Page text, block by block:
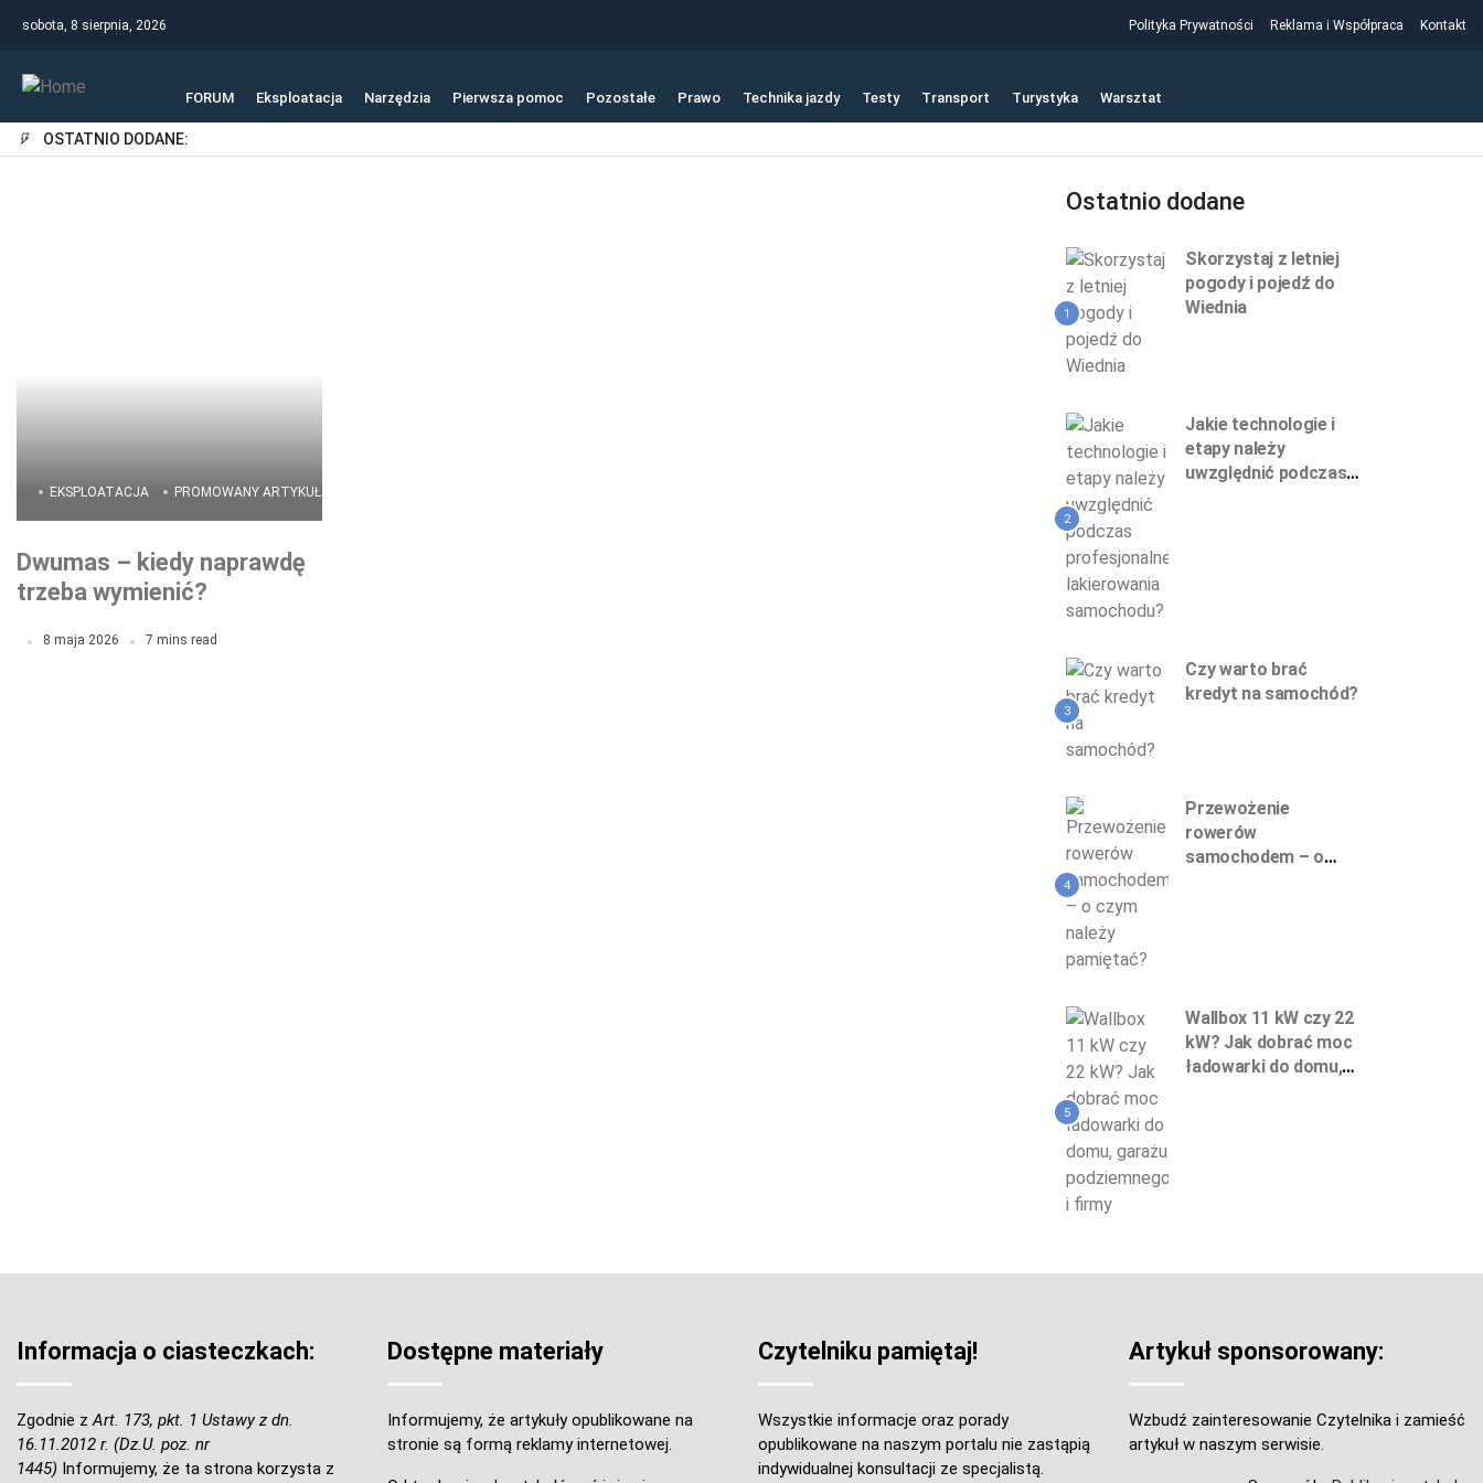
sobota, 8 sierpnia, 2026 Polityka Prywatności Reklama i Współpraca Kontakt
FORUM Eksploatacja Narzędzia Pierwsza pomoc Pozostałe Prawo Technika jazdy Testy Transport Turystyka Warsztat
OSTATNIO DODANE:
EKSPLOATACJA PROMOWANY ARTYKUŁ
Dwumas – kiedy naprawdę
trzeba wymienić?
mówią prawdę
8 maja 2026 7 mins read
Ostatnio dodane
1
Skorzystaj z letniej
pogody i pojedź do
Wiednia
2
Jakie technologie i
etapy należy
uwzględnić podczas
3
Czy warto brać
kredyt na samochód?
4
Przewożenie
rowerów
samochodem – o
5
Wallbox 11 kW czy 22
kW? Jak dobrać moc
ładowarki do domu,
Informacja o ciasteczkach:
Zgodnie zArt. 173, pkt. 1 Ustawy z dn.
16.11.2012 r. (Dz.U. poz. nr
1445) Informujemy, że ta strona korzysta z
Dostępne materiały
Informujemy, że artykuły opublikowane na
stronie są formą reklamy internetowej.
Czytelniku pamiętaj!
Wszystkie informacje oraz porady
opublikowane na naszym portalu nie zastąpią
indywidualnej konsultacji ze specjalistą.
Artykuł sponsorowany:
Wzbudź zainteresowanie Czytelnika i zamieść
artykuł w naszym serwisie.